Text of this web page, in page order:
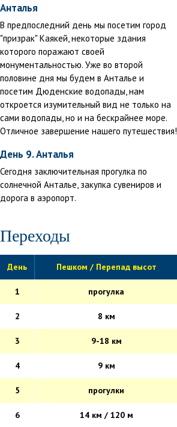
Анталья
В предпоследний день мы посетим город
"призрак" Каякей, некоторые здания
которого поражают своей
монументальностью. Уже во второй
половине дня мы будем в Анталье и
посетим Дюденские водопады, нам
откроется изумительный вид не только на
сами водопады, но и на бескрайнее море.
Отличное завершение нашего путешествия!
День 9. Анталья
Сегодня заключительная прогулка по
солнечной Анталье, закупка сувениров и
дорога в аэропорт.
Переходы
День Пешком / Перепад высот
1 прогулка
2 8 км
3 9-18 км
4 9 км
5 прогулки
6 14 км / 120 м